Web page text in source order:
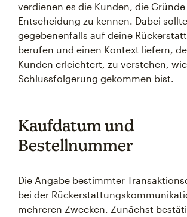
verdienen es die Kunden, die
Entscheidung zu kennen. Dabei
gegebenenfalls auf deine
berufen und einen Kontext liefern,
Kunden erleichtert, zu verstehen,
Schlussfolgerung gekommen bist.
Kaufdatum und
Bestellnummer
Die Angabe bestimmter
bei der
mehreren Zwecken. Zunächst